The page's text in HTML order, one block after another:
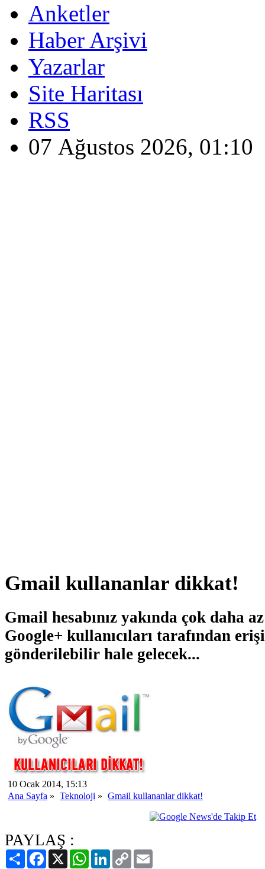
Anketler
Haber Arşivi
Yazarlar
Site Haritası
RSS
07 Ağustos 2026, 01:10
Gmail kullananlar dikkat!
Gmail hesabınız yakında çok daha
Google+ kullanıcıları tarafından
gönderilebilir hale gelecek...
10 Ocak 2014, 15:13
Ana Sayfa » Teknoloji » Gmail kullananlar dikkat!
PAYLAŞ :
PaylaşFacebook
X WhatsAppLinkedIn
Copy
Link